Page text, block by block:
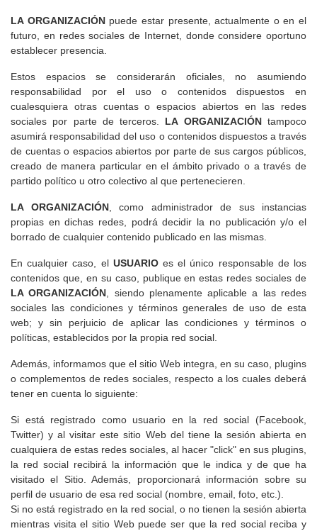
LA ORGANIZACIÓNpuede estar presente, actualmente o en el
futuro, en redes sociales de Internet, donde considere oportuno
establecer presencia.
Estos espacios se considerarán oficiales, no asumiendo
responsabilidad por el uso o contenidos dispuestos en
cualesquiera otras cuentas o espacios abiertos en las redes
sociales por parte de terceros. LA ORGANIZACIÓNtampoco
asumirá responsabilidad del uso o contenidos dispuestos a través
de cuentas o espacios abiertos por parte de sus cargos públicos,
creado de manera particular en el ámbito privado o a través de
partido político u otro colectivo al que pertenecieren.
LA ORGANIZACIÓN, como administrador de sus instancias
propias en dichas redes, podrá decidir la no publicación y/o el
borrado de cualquier contenido publicado en las mismas.
En cualquier caso, el USUARIOes el único responsable de los
contenidos que, en su caso, publique en estas redes sociales de
LA ORGANIZACIÓN, siendo plenamente aplicable a las redes
sociales las condiciones y términos generales de uso de esta
web; y sin perjuicio de aplicar las condiciones y términos o
políticas, establecidos por la propia red social.
Además, informamos que el sitio Web integra, en su caso, plugins
o complementos de redes sociales, respecto a los cuales deberá
tener en cuenta lo siguiente:
Si está registrado como usuario en la red social (Facebook,
Twitter) y al visitar este sitio Web del tiene la sesión abierta en
cualquiera de estas redes sociales, al hacer "click" en sus plugins,
la red social recibirá la información que le indica y de que ha
visitado el Sitio. Además, proporcionará información sobre su
perfil de usuario de esa red social (nombre, email, foto, etc.).
Si no está registrado en la red social, o no tienen la sesión abierta
mientras visita el sitio Web puede ser que la red social reciba y